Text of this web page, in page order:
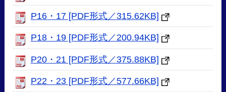
P16・17 [PDF形式／315.62KB]
P18・19 [PDF形式／200.94KB]
P20・21 [PDF形式／375.88KB]
P22・23 [PDF形式／577.66KB]